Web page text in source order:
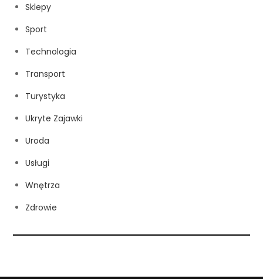
Sklepy
Sport
Technologia
Transport
Turystyka
Ukryte Zajawki
Uroda
Usługi
Wnętrza
Zdrowie